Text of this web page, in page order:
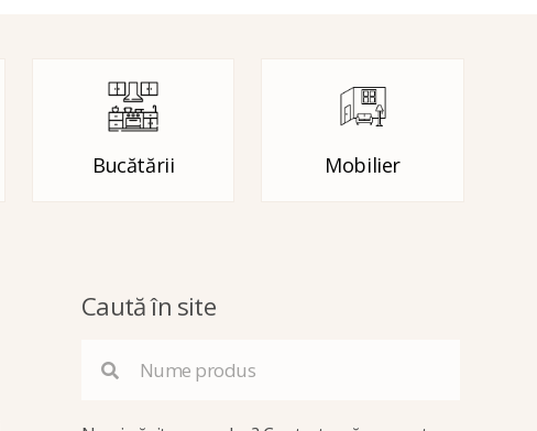
Bucătării Mobilier
Caută în site